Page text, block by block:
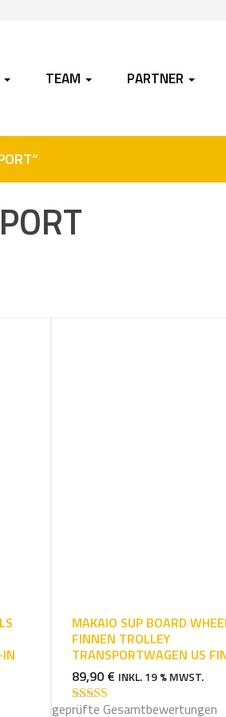
TEAM PARTNER
MAKAIO SUP BOARD
FINNEN TROLLEY
TRANSPORTWAGEN US
89,90 € INKL. 19 % MWST.
Bewertet mit
geprüfte Gesamtbewertungen